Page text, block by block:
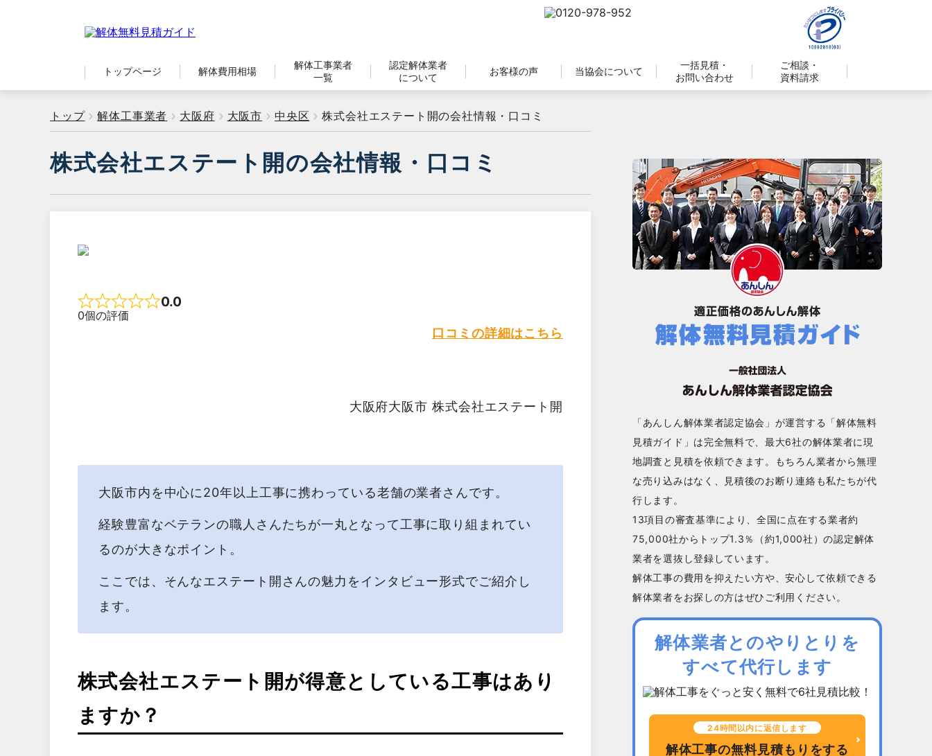
トップページ 解体費用相場
解体工事業者
一覧
認定解体業者
について
お客様の声 当協会について
一括見積・
お問い合わせ
ご相談・
資料請求
トップ 解体工事業者 大阪府 大阪市 中央区 株式会社エステート開の会社情報・口コミ
株式会社エステート開の会社情報・口コミ
Rated 0 out of 5
0.0
0個の評価
口コミの詳細はこちら
大阪府大阪市 株式会社エステート開
大阪市内を中心に20年以上工事に携わっている老舗の業者さんです。
経験豊富なベテランの職人さんたちが一丸となって工事に取り組まれてい
るのが大きなポイント。
ここでは、そんなエステート開さんの魅力をインタビュー形式でご紹介し
ます。
株式会社エステート開が得意としている工事はあり
ますか？
「あんしん解体業者認定協会」が運営する「解体無料
見積ガイド」は完全無料で、最大6社の解体業者に現
地調査と見積を依頼できます。もちろん業者から無理
な売り込みはなく、見積後のお断り連絡も私たちが代
行します。
13項目の審査基準により、全国に点在する業者約
75,000社からトップ1.3％（約1,000社）の認定解体
業者を選抜し登録しています。
解体工事の費用を抑えたい方や、安心して依頼できる
解体業者をお探しの方はぜひご利用ください。
解体業者とのやりとりを
すべて代行します
24時間以内に返信します
解体工事の無料見積もりをする